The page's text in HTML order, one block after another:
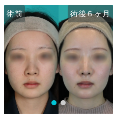
す。内出血は平均2週間くら
いで目立たなくなります。 稀
に感染がありますが、そのよ
うな際は責任を持って当院で
治療します。 仕上がりには個
人差があるので、手術を受け
た人全員がこの写真の様な変
化をするわけではありません
のでご注意下さい。 カウンセ
リングにて診察させていただ
いた上でその方一人一人の状
態をふまえて、治療法をご提
術前 術後１ヶ月
術前 術後６ヶ月